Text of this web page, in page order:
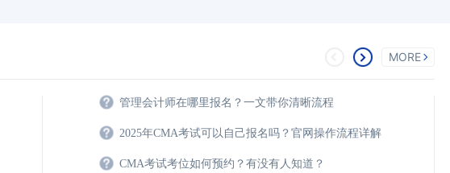
MORE
管理会计师在哪里报名？一文带你清晰流程
2025年CMA考试可以自己报名吗？官网操作流程详解
CMA考试考位如何预约？有没有人知道？